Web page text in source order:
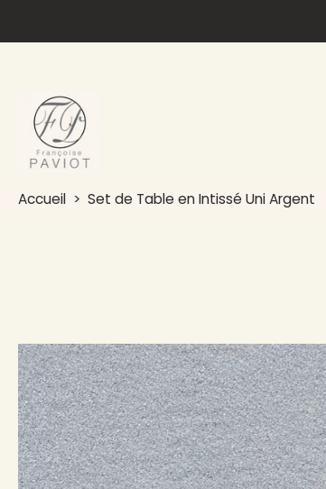
au
Accueil > Set de Table en Intissé Uni Argent
informations
sur
le
produit